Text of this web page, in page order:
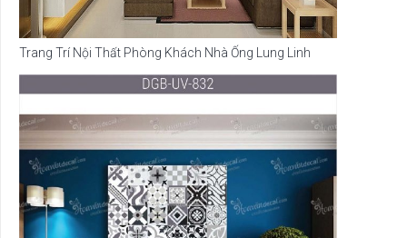
Trang Trí Nội Thất Phòng Khách Nhà Ống Lung Linh